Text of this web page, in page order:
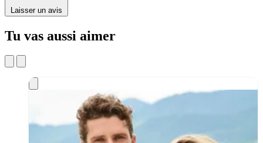
Laisser un avis
Tu vas aussi aimer